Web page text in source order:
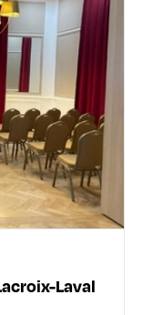
Laval
de
Laval
Marcy-l'Étoile
04 78 57 72 59